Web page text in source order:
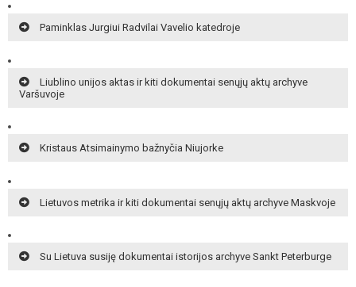
Paminklas Jurgiui Radvilai Vavelio katedroje
Liublino unijos aktas ir kiti dokumentai senųjų aktų archyve
Varšuvoje
Kristaus Atsimainymo bažnyčia Niujorke
Lietuvos metrika ir kiti dokumentai senųjų aktų archyve Maskvoje
Su Lietuva susiję dokumentai istorijos archyve Sankt Peterburge